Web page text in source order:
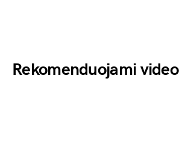
Rekomenduojami video